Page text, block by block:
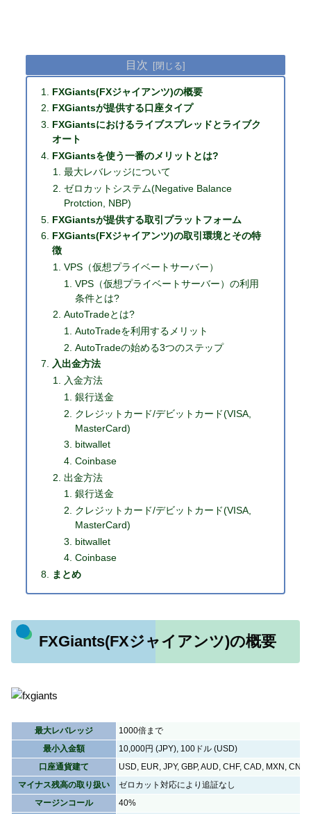
目次
FXGiants(FXジャイアンツ)の概要
FXGiantsが提供する口座タイプ
FXGiantsにおけるライブスプレッドとライブク
オート
FXGiantsを使う一番のメリットとは?
最大レバレッジについて
ゼロカットシステム(Negative Balance
Protction, NBP)
FXGiantsが提供する取引プラットフォーム
FXGiants(FXジャイアンツ)の取引環境とその特
徴
VPS（仮想プライベートサーバー）
VPS（仮想プライベートサーバー）の利用
条件とは?
AutoTradeとは?
AutoTradeを利用するメリット
AutoTradeの始める3つのステップ
入出金方法
入金方法
銀行送金
クレジットカード/デビットカード(VISA,
MasterCard)
bitwallet
Coinbase
出金方法
銀行送金
クレジットカード/デビットカード(VISA,
MasterCard)
bitwallet
Coinbase
まとめ
FXGiants(FXジャイアンツ)の概要
最大レバレッジ
1000倍まで
最小入金額
10,000円 (JPY), 100ドル (USD)
口座通貨建て
USD, EUR, JPY, GBP, AUD, CHF, CAD, MXN,
マイナス残高の取り扱い
ゼロカット対応により追証なし
マージンコール
40%